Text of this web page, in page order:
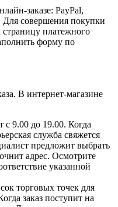
заказе: PayPal,
совершения покупки
страницу платежного
форму по
В интернет-магазине
с 9.00 до 19.00. Когда
служба свяжется
предложит выбрать
адрес. Осмотрите
указанной
торговых точек для
заказ поступит на